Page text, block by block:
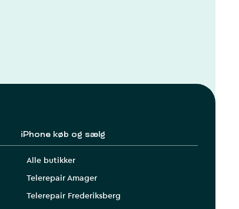
iPhone køb og sælg
Alle butikker
Telerepair Amager
Telerepair Frederiksberg